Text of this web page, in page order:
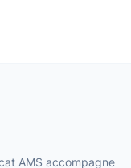
AMS accompagne